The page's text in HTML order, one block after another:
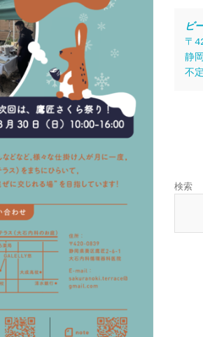
ビ
〒
静
不
検索